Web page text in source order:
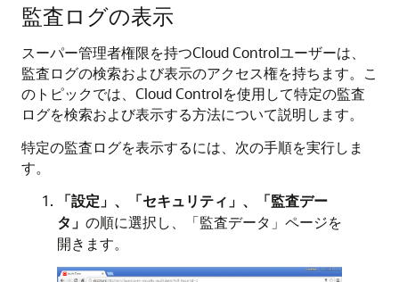
監査ログの表示
スーパー管理者権限を持つCloud Controlユーザーは、
監査ログの検索および表示のアクセス権を持ちます。こ
のトピックでは、Cloud Controlを使用して特定の監査
ログを検索および表示する方法について説明します。
特定の監査ログを表示するには、次の手順を実行しま
す。
「設定」、「セキュリティ」、「監査デー
タ」 の順に選択し、「監査データ」ページを
開きます。